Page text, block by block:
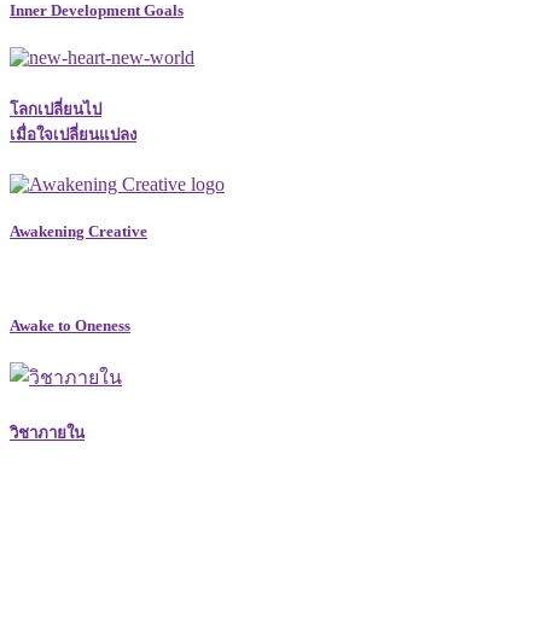
Inner Development Goals
โลกเปลี่ยนไป
เมื่อใจเปลี่ยนแปลง
Awakening Creative
Awake to Oneness
วิชาภายใน